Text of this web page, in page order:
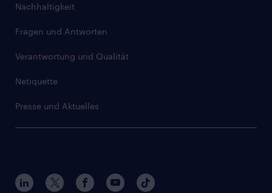
Initiativbewerbung
Meistgesuchte Skills
Artikel für Bewerber
Nachhaltigkeit
Fragen und Antworten
Verantwortung und Qualität
Netiquette
Presse und Aktuelles